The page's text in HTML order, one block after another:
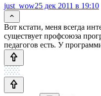
just_wow25 дек 2011 в 19:10
Вот кстати, меня всегда
существует профсоюза
педагогов есть. У